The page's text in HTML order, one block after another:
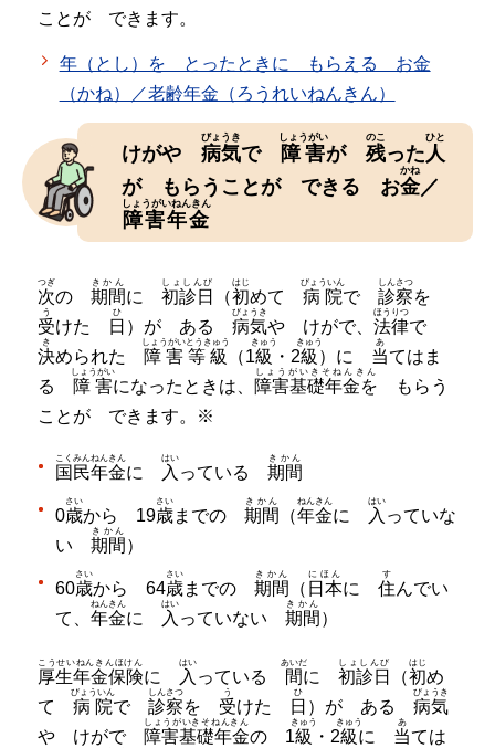
ことが できます。
年（とし）を とったときに もらえる お金
（かね）／老齢年金（ろうれいねんきん）
けがや 病気
びょうき
で 障害
しょうがい
が 残
のこ
った人
ひと
が もらうことが できる お金
かね
／
障害年金
しょうがいねんきん
次
つぎ
の 期間
きかん
に 初診日
しょしんび
（初
はじ
めて 病院
びょういん
で 診察
しんさつ
を
受
う
けた 日
ひ
）が ある 病気
びょうき
や けがで、 法律
ほうりつ
で
決
き
められた 障害等級
しょうがいとうきゅう
（1級
きゅう
・2級
きゅう
）に 当
あ
てはま
る 障害
しょうがい
になったときは、 障害基礎年金を
しょうがいきそねんきん
もらう
ことが できます。※
国民年金
こくみんねんきん
に 入
はい
っている 期間
きかん
0歳
さい
から 19歳
さい
までの 期間
きかん
（年金
ねんきん
に 入
はい
っていな
い 期間
きかん
）
60歳
さい
から 64歳
さい
までの 期間
きかん
（ 日本
にほん
に 住
す
んでい
て、 年金
ねんきん
に 入
はい
っていない 期間
きかん
）
厚生年金保険
こうせいねんきんほけん
に 入
はい
っている 間
あいだ
に 初診日
しょしんび
（初
はじ
め
て 病院
びょういん
で 診察
しんさつ
を 受
う
けた 日
ひ
）が ある 病気
びょうき
や けがで 障害基礎年金
しょうがいきそねんきん
の 1級
きゅう
・2級
きゅう
に 当
あ
ては